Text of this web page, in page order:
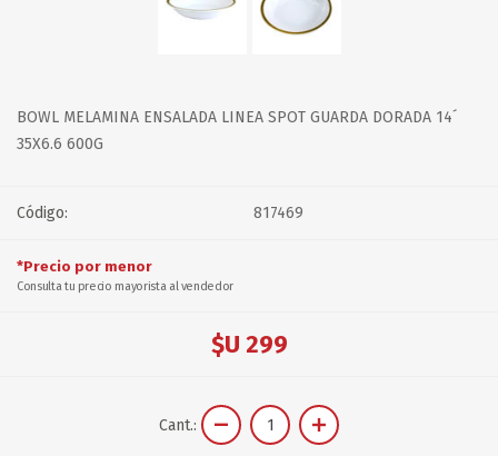
BOWL MELAMINA ENSALADA LINEA SPOT GUARDA DORADA 14´
35X6.6 600G
Código: 817469
*Precio por menor
Consulta tu precio mayorista al vendedor
$U 299
Cant.: